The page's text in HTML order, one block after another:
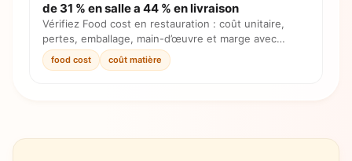
de 31 % en salle a 44 % en livraison
Vérifiez Food cost en restauration : coût unitaire,
pertes, emballage, main-d’œuvre et marge avec
formule simple et checklist prix.
food cost coût matière